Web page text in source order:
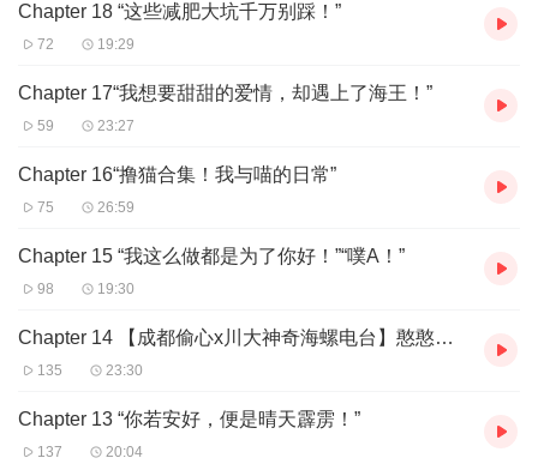
Chapter 18 “这些减肥大坑千万别踩！”
72 19:29
Chapter 17“我想要甜甜的爱情，却遇上了海王！”
59 23:27
Chapter 16“撸猫合集！我与喵的日常”
75 26:59
Chapter 15 “我这么做都是为了你好！”“噗A！”
98 19:30
Chapter 14 【成都偷心x川大神奇海螺电台】憨憨熊特别大放送！
135 23:30
Chapter 13 “你若安好，便是晴天霹雳！”
137 20:04